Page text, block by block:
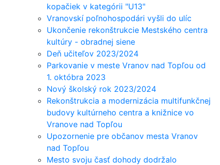
kopačiek v kategórii "U13"
Vranovskí poľnohospodári vyšli do ulíc
Ukončenie rekonštrukcie Mestského centra
kultúry - obradnej siene
Deň učiteľov 2023/2024
Parkovanie v meste Vranov nad Topľou od
1. októbra 2023
Nový školský rok 2023/2024
Rekonštrukcia a modernizácia multifunkčnej
budovy kultúrneho centra a knižnice vo
Vranove nad Topľou
Upozornenie pre občanov mesta Vranov
nad Topľou
Mesto svoju časť dohody dodržalo